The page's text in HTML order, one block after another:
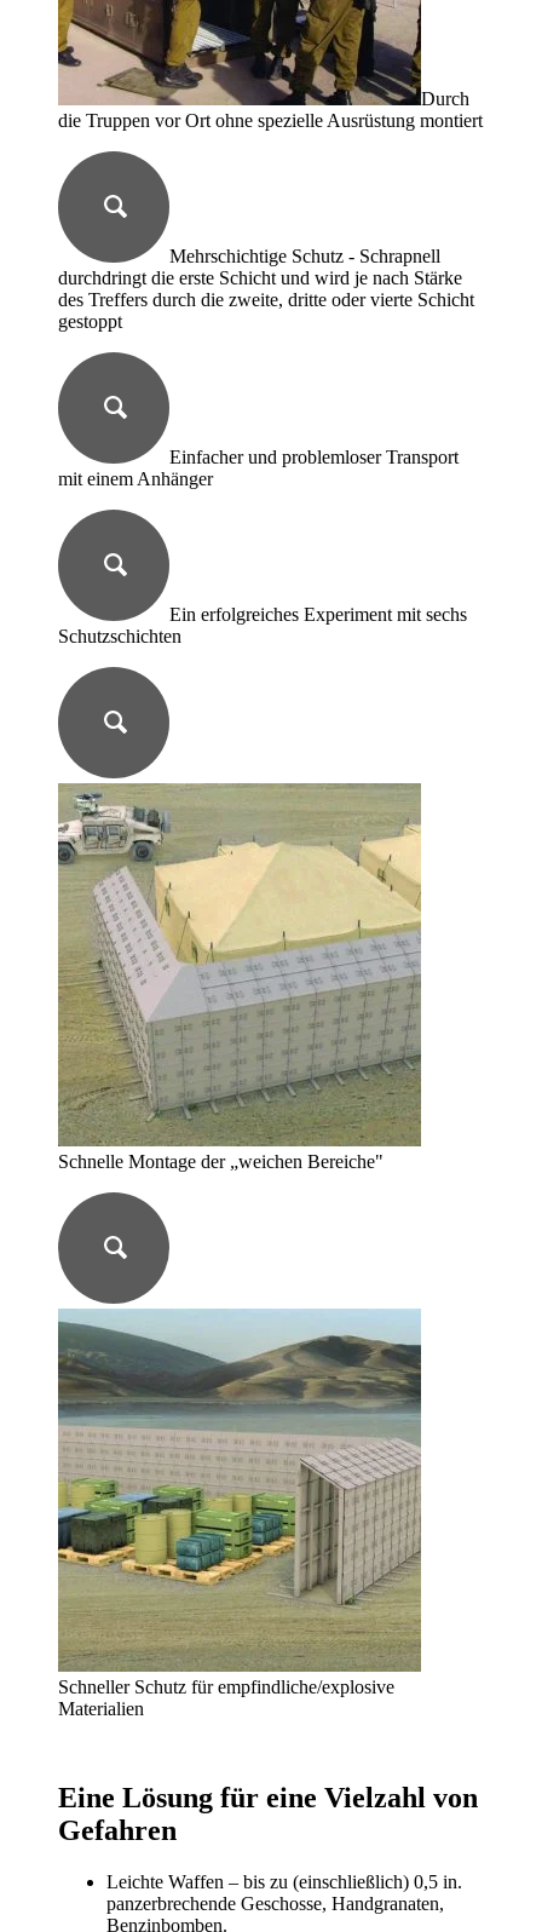
Durch
die Truppen vor Ort ohne spezielle Ausrüstung montiert
Mehrschichtige Schutz - Schrapnell
durchdringt die erste Schicht und wird je nach Stärke
des Treffers durch die zweite, dritte oder vierte Schicht
gestoppt
Einfacher und problemloser Transport
mit einem Anhänger
Ein erfolgreiches Experiment mit sechs
Schutzschichten
Schnelle Montage der „weichen Bereiche"
Schneller Schutz für empfindliche/explosive
Materialien
Eine Lösung für eine Vielzahl von
Gefahren
Leichte Waffen – bis zu (einschließlich) 0,5 in.
panzerbrechende Geschosse, Handgranaten,
Benzinbomben.